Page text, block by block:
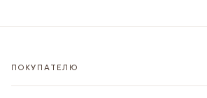
ПОКУПАТЕЛЮ